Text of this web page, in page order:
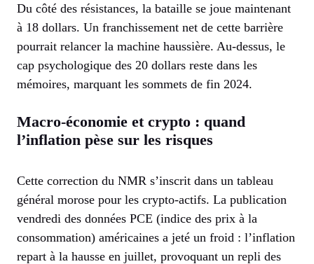
Du côté des résistances, la bataille se joue maintenant
à 18 dollars. Un franchissement net de cette barrière
pourrait relancer la machine haussière. Au-dessus, le
cap psychologique des 20 dollars reste dans les
mémoires, marquant les sommets de fin 2024.
Macro-économie et crypto : quand
l’inflation pèse sur les risques
Cette correction du NMR s’inscrit dans un tableau
général morose pour les crypto-actifs. La publication
vendredi des données PCE (indice des prix à la
consommation) américaines a jeté un froid : l’inflation
repart à la hausse en juillet, provoquant un repli des